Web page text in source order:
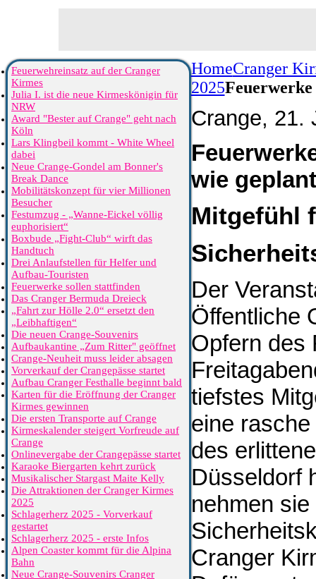
HomeCranger
2025
Crange, 21.
wie
Mitgefühl
Der
Öffentliche
Opfern des
tiefstes
eine
des
Düsseldorf
nehmen
Cranger
Feuerwehreinsatz auf der Cranger
Kirmes
Julia I. ist die neue Kirmeskönigin für
NRW
Award "Bester auf Crange" geht nach
Köln
Lars Klingbeil kommt - White Wheel
dabei
Neue Crange-Gondel am Bonner's
Break Dance
Mobilitätskonzept für vier Millionen
Besucher
Festumzug - „Wanne-Eickel völlig
euphorisiert“
Boxbude „Fight-Club“ wirft das
Handtuch
Drei Anlaufstellen für Helfer und
Aufbau-Touristen
Feuerwerke sollen stattfinden
Das Cranger Bermuda Dreieck
„Fahrt zur Hölle 2.0“ ersetzt den
„Leibhaftigen“
Die neuen Crange-Souvenirs
Aufbaukantine „Zum Ritter" geöffnet
Crange-Neuheit muss leider absagen
Vorverkauf der Crangepässe startet
Aufbau Cranger Festhalle beginnt bald
Karten für die Eröffnung der Cranger
Kirmes gewinnen
Die ersten Transporte auf Crange
Kirmeskalender steigert Vorfreude auf
Crange
Onlinevergabe der Crangepässe startet
Karaoke Biergarten kehrt zurück
Musikalischer Stargast Maite Kelly
Die Attraktionen der Cranger Kirmes
2025
Schlagerherz 2025 - Vorverkauf
gestartet
Schlagerherz 2025 - erste Infos
Alpen Coaster kommt für die Alpina
Bahn
Neue Crange-Souvenirs Cranger